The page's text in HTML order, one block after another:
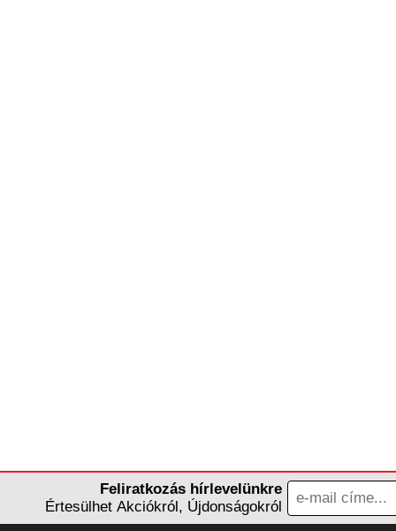
Feliratkozás hírlevelünkre
Értesülhet Akciókról, Újdonságokról